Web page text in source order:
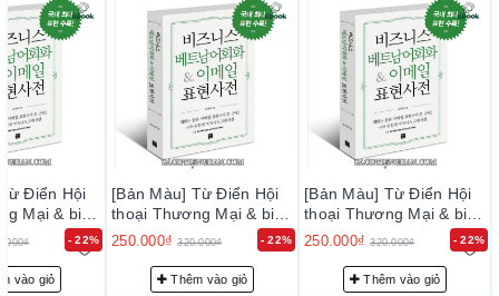
MỤC LỤC
PHẦN 0: VĂN HÓA KINH DOANH VÀ ỨNG XỬ Ở VIỆT NAM
1. Văn hóa kinh doanh cơ bản
2. Etiquette ăn uống và văn hóa rượu
3. Quà kinh doanh hiệu quả
4. Những điều cần biết về văn hóa kinh doanh
5. Những lưu ý trong giao tiếp ở Việt Nam
PHẦN 1: BUỔI PHỎNG VẤN Chapter 1: Thăm dò và giới thiệu
bản thân
• Gặp gỡ đầu tiên
- 22%
Điển Hội
& biểu
Tiếng
표현사전
vào giỏ
- 22%
[Bản Màu] Từ Điển Hội
thoại Thương Mại & biểu
hiện viết Email Tiếng
회화 & 이메일 표현사전
250.000₫ 320.000₫
Thêm vào giỏ
- 22%
[Bản Màu] Từ Điển Hội
thoại Thương Mại & biểu
hiện viết Email Tiếng
회화 & 이메일 표현사전
250.000₫ 320.000₫
Thêm vào giỏ